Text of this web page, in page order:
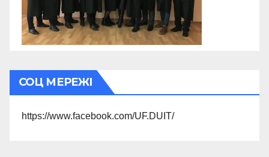
СОЦ МЕРЕЖІ
https://www.facebook.com/UF.DUIT/